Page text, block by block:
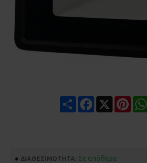
Share Facebook
ΔΙΑΘΕΣΙΜΌΤΗΤΑ: Σε απόθεμα